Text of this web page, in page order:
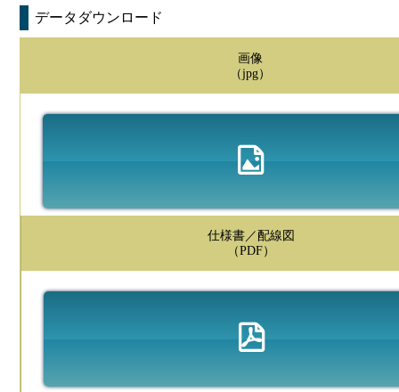
データダウンロード
画像
（jpg）
仕様書／配線図
（PDF）